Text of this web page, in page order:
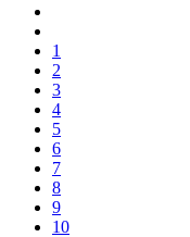
1
2
3
4
5
6
7
8
9
10